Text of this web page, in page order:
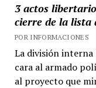
3 actos
cierre de la lista
POR INFORMACIONES
La división interna
cara al armado
al proyecto que